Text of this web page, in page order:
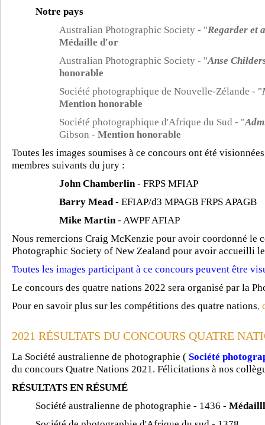
Notre pays
Australian Photographic Society - "Regarder et
Médaille d'or
Australian Photographic Society - "Anse
honorable
Société photographique de Nouvelle-Zélande - "
Mention honorable
Société photographique d'Afrique du Sud - "
Gibson - Mention honorable
Toutes les images soumises à ce concours ont été
membres suivants du jury :
John Chamberlin- FRPS MFIAP
Barry Mead- EFIAP/d3 MPAGB FRPS APAGB
Mike Martin- AWPF AFIAP
Nous remercions Craig McKenzie pour avoir coordonné le
Photographic Society of New Zealand pour avoir accueilli
Toutes les images participant à ce concours peuvent être
Le concours des quatre nations 2022 sera organisé par la
Pour en savoir plus sur les compétitions des quatre nations,
2021 RÉSULTATS DU CONCOURS QUATRE
La Société australienne de photographie ( Société
du concours Quatre Nations 2021. Félicitations à nos
RÉSULTATS EN RÉSUMÉ
Société australienne de photographie - 1436 -